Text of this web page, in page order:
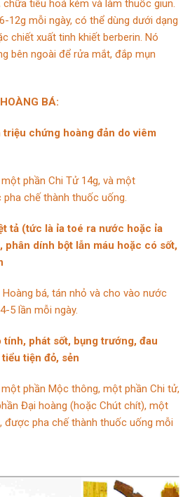
tiêu hoá kém và làm thuốc giun.
12g mỗi ngày, có thể dùng dưới dạng
chiết xuất tinh khiết berberin. Nó
bên ngoài để rửa mắt, đắp mụn
BÁ:
triệu chứng hoàng đản do viêm
phần Chi Tử14g, và một
chế thành thuốc uống.
tả (tức là ỉa toé ra nước hoặc ỉa
phân dính bột lẫn máu hoặc có sốt,
bá, tán nhỏ và cho vào nước
5 lần mỗi ngày.
phát sốt, bụng trướng, đau
tiện đỏ, sẻn
phần Mộc thông, một phần Chi tử,
Đại hoàng (hoặc Chút chít), một
được pha chế thành thuốc uống mỗi